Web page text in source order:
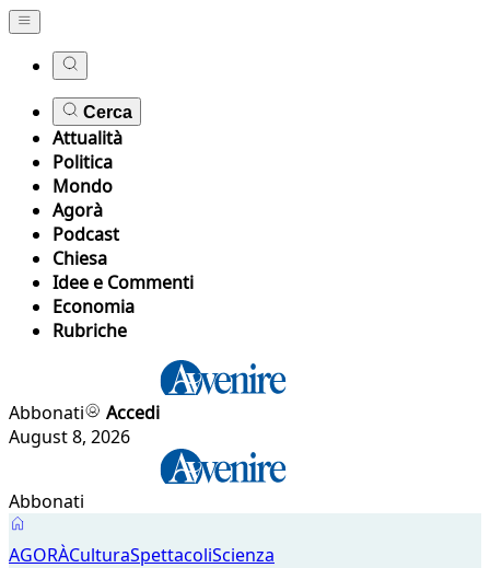
Cerca
Attualità
Politica
Mondo
Agorà
Podcast
Chiesa
Idee e Commenti
Economia
Rubriche
Abbonati
Accedi
August 8, 2026
Abbonati
Agorà
AGORÀCulturaSpettacoliScienza